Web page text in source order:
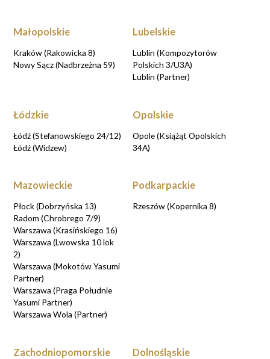
Małopolskie
Kraków (Rakowicka 8)
Nowy Sącz (Nadbrzeżna 59)
Lubelskie
Lublin (Kompozytorów
Polskich 3/U3A)
Lublin (Partner)
Łódzkie
Łódź (Stefanowskiego 24/12)
Łódź (Widzew)
Opolskie
Opole (Książąt Opolskich
34A)
Mazowieckie
Płock (Dobrzyńska 13)
Radom (Chrobrego 7/9)
Warszawa (Krasińskiego 16)
Warszawa (Lwowska 10 lok
2)
Warszawa (Mokotów Yasumi
Partner)
Warszawa (Praga Południe
Yasumi Partner)
Warszawa Wola (Partner)
Podkarpackie
Rzeszów (Kopernika 8)
Zachodniopomorskie Dolnośląskie